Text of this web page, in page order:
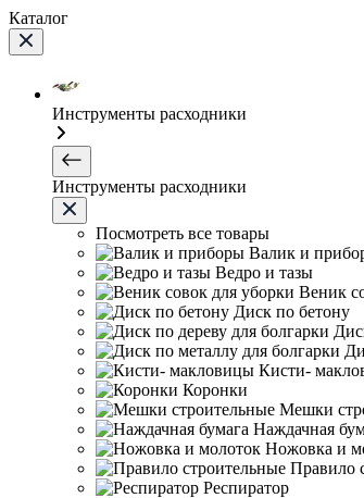
Каталог
Инструменты расходники
Инструменты расходники
Посмотреть все товары
Валик и
Ведро и тазы
Веник
Диск по бетону
Кисти-
Коронки
Мешки
Наждачная
Ножовка и
Правило
Респиратор